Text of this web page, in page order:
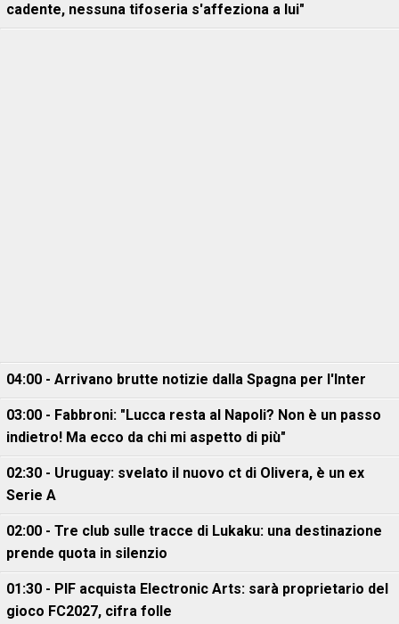
cadente, nessuna tifoseria s'affeziona a lui"
04:00 - Arrivano brutte notizie dalla Spagna per l'Inter
03:00 - Fabbroni: "Lucca resta al Napoli? Non è un passo
indietro! Ma ecco da chi mi aspetto di più"
02:30 - Uruguay: svelato il nuovo ct di Olivera, è un ex
Serie A
02:00 - Tre club sulle tracce di Lukaku: una destinazione
prende quota in silenzio
01:30 - PIF acquista Electronic Arts: sarà proprietario del
gioco FC2027, cifra folle